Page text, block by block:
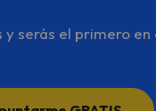
serás el primero